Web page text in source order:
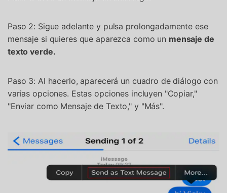
Paso 2: Sigue adelante y pulsa prolongadamente ese
mensaje si quieres que aparezca como un mensaje de
texto verde.
Paso 3: Al hacerlo, aparecerá un cuadro de diálogo con
varias opciones. Estas opciones incluyen "Copiar,"
"Enviar como Mensaje de Texto," y "Más".